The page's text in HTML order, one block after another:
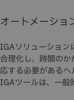
オートメーショ
IGAソリューション
合理化し、時間の
応する必要があるヘ
IGAツールは、一般